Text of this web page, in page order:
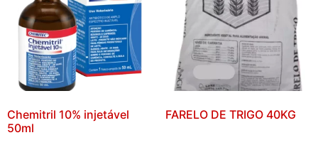
Chemitril 10% injetável
50ml
FARELO DE TRIGO 40KG